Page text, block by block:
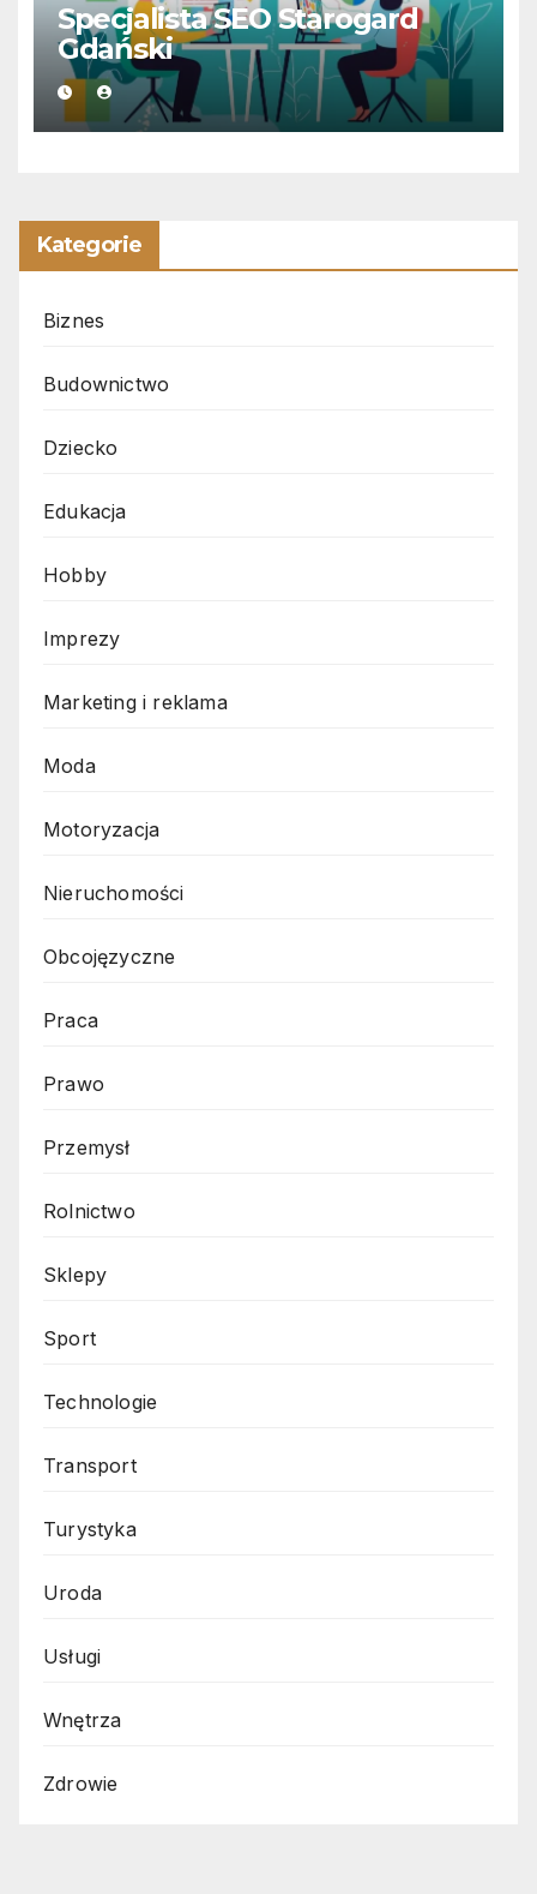
Specjalista SEO Starogard
Gdański
Kategorie
Biznes
Budownictwo
Dziecko
Edukacja
Hobby
Imprezy
Marketing i reklama
Moda
Motoryzacja
Nieruchomości
Obcojęzyczne
Praca
Prawo
Przemysł
Rolnictwo
Sklepy
Sport
Technologie
Transport
Turystyka
Uroda
Usługi
Wnętrza
Zdrowie